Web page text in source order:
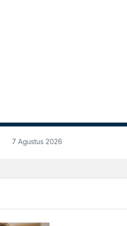
7 Agustus 2026